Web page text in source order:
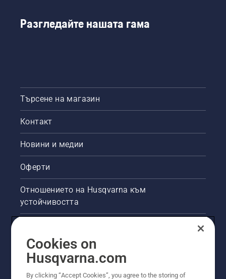
Разгледайте нашата гама
Търсене на магазин
Контакт
Новини и медии
Оферти
Отношението на Husqvarna към
устойчивостта
Други сайтове на Husqvarna
Cookies on
Husqvarna.com
By clicking “Accept Cookies”, you agree to the storing of